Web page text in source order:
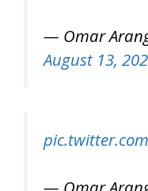
— Omar
August 13,